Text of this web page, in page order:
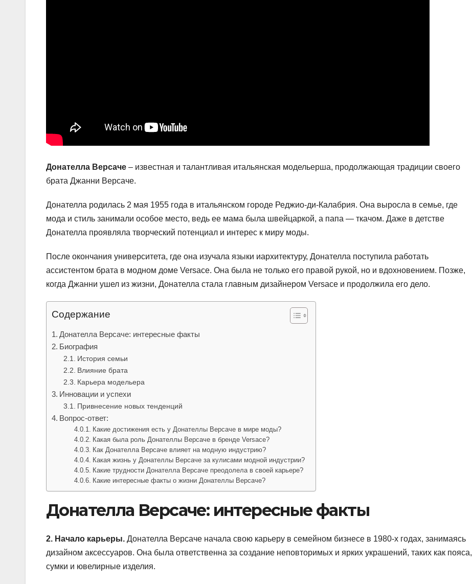
Донателла Версаче – известная и талантливая итальянская модельерша, продолжающая традиции своего
брата Джанни Версаче.
Донателла родилась 2 мая 1955 года в итальянском городе Реджио-ди-Калабрия. Она выросла в семье, где
мода и стиль занимали особое место, ведь ее мама была швейцаркой, а папа — ткачом. Даже в детстве
Донателла проявляла творческий потенциал и интерес к миру моды.
После окончания университета, где она изучала языки иархитектуру, Донателла поступила работать
ассистентом брата в модном доме Versace. Она была не только его правой рукой, но и вдохновением. Позже,
когда Джанни ушел из жизни, Донателла стала главным дизайнером Versace и продолжила его дело.
Содержание
Донателла Версаче: интересные факты
Биография
История семьи
Влияние брата
Карьера модельера
Инновации и успехи
Привнесение новых тенденций
Вопрос-ответ:
Какие достижения есть у Донателлы Версаче в мире моды?
Какая была роль Донателлы Версаче в бренде Versace?
Как Донателла Версаче влияет на модную индустрию?
Какая жизнь у Донателлы Версаче за кулисами модной индустрии?
Какие трудности Донателла Версаче преодолела в своей карьере?
Какие интересные факты о жизни Донателлы Версаче?
Донателла Версаче: интересные факты
2. Начало карьеры. Донателла Версаче начала свою карьеру в семейном бизнесе в 1980-х годах, занимаясь
дизайном аксессуаров. Она была ответственна за создание неповторимых и ярких украшений, таких как пояса,
сумки и ювелирные изделия.